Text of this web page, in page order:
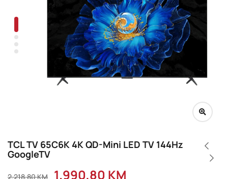
TCL TV 65C6K 4K QD-Mini LED TV 144Hz
GoogleTV
2.218,80KM 1.990,80 KM